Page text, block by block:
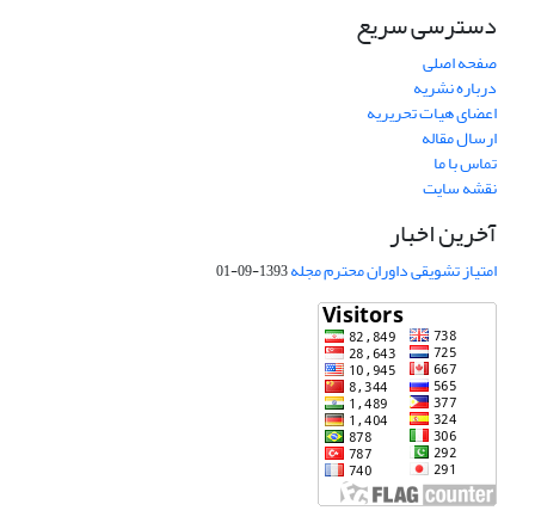
دسترسی سریع
صفحه اصلی
درباره نشریه
اعضای هیات تحریریه
ارسال مقاله
تماس با ما
نقشه سایت
آخرین اخبار
امتیاز تشویقی داوران محترم مجله1393-09-01